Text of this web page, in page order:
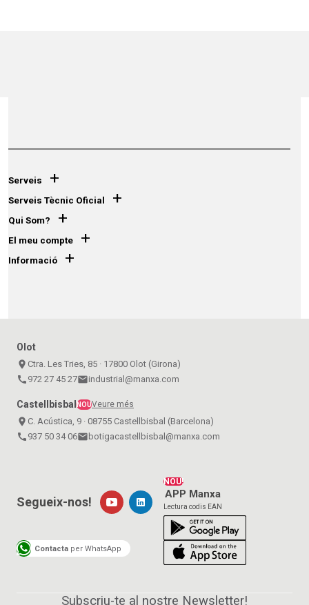
Serveis +
Serveis Tècnic Oficial +
Qui Som? +
El meu compte +
Informació +
Olot
place Ctra. Les Tries, 85 · 17800 Olot (Girona)
call 972 27 45 27emailindustrial@manxa.com
CastellbisbalNOUVeure més
place C. Acústica, 9 · 08755 Castellbisbal (Barcelona)
call 937 50 34 06emailbotigacastellbisbal@manxa.com
NOU!
APP Manxa
Lectura codis EAN
Segueix-nos!
Contacta per WhatsApp
Subscriu-te al nostre Newsletter!